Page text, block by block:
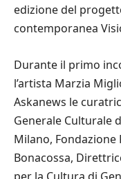
edizione del
contemporanea
Durante il primo
l’artista Marzia
Askanews le
Generale Culturale
Milano, Fondazione
Bonacossa,